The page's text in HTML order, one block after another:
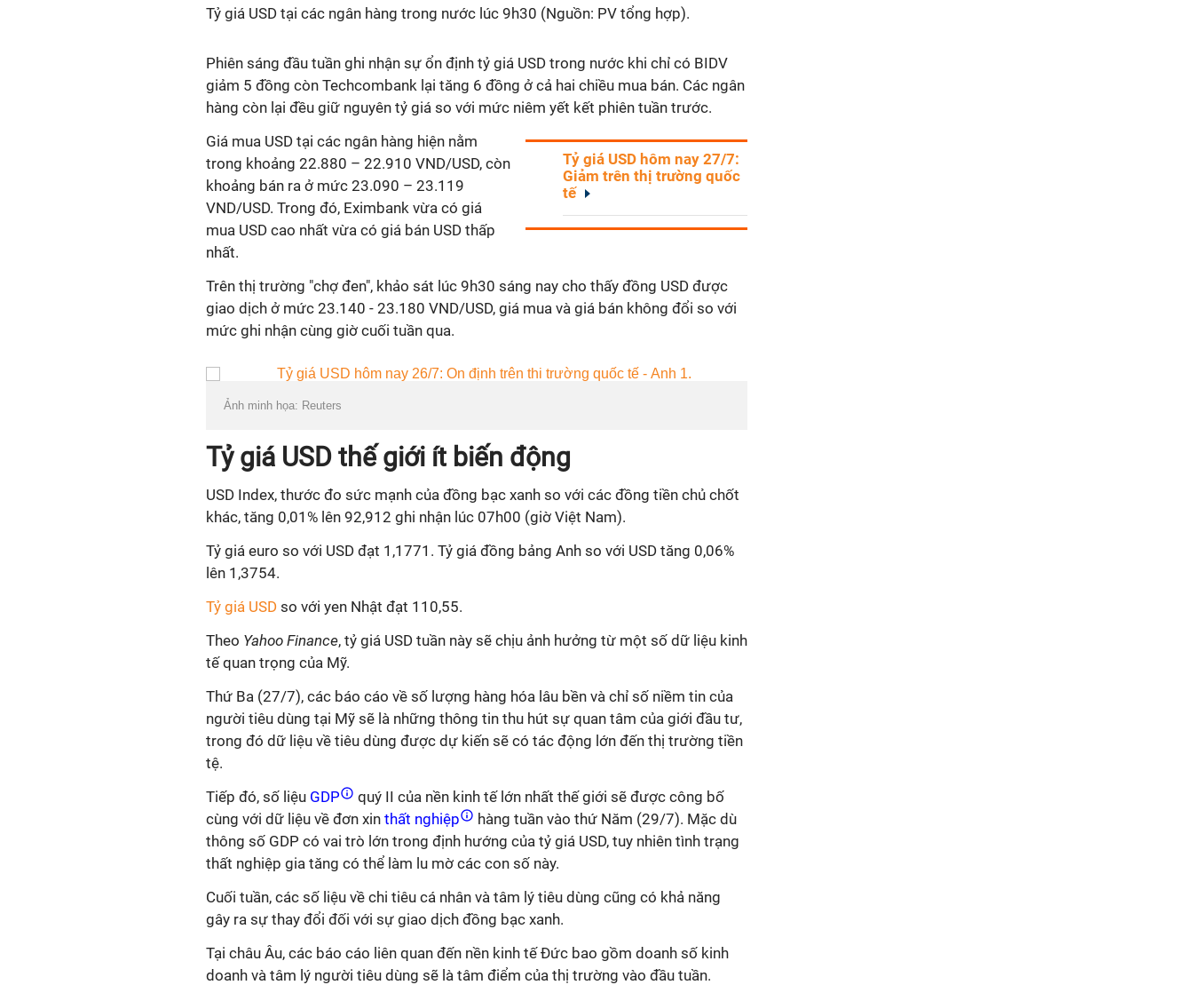
Tỷ giá USD tại các ngân hàng trong nước lúc 9h30 (Nguồn: PV tổng hợp).
Phiên sáng đầu tuần ghi nhận sự ổn định tỷ giá USD trong nước khi chỉ có BIDV
giảm 5 đồng còn Techcombank lại tăng 6 đồng ở cả hai chiều mua bán. Các ngân
hàng còn lại đều giữ nguyên tỷ giá so với mức niêm yết kết phiên tuần trước.
Tỷ giá USD hôm nay 27/7:
Giảm trên thị trường quốc
tế
Giá mua USD tại các ngân hàng hiện nằm
trong khoảng 22.880 – 22.910 VND/USD, còn
khoảng bán ra ở mức 23.090 – 23.119
VND/USD. Trong đó, Eximbank vừa có giá
mua USD cao nhất vừa có giá bán USD thấp
nhất.
Trên thị trường "chợ đen", khảo sát lúc 9h30 sáng nay cho thấy đồng USD được
giao dịch ở mức 23.140 - 23.180 VND/USD, giá mua và giá bán không đổi so với
mức ghi nhận cùng giờ cuối tuần qua.
Ảnh minh họa: Reuters
Tỷ giá USD thế giới ít biến động
USD Index, thước đo sức mạnh của đồng bạc xanh so với các đồng tiền chủ chốt
khác, tăng 0,01% lên 92,912 ghi nhận lúc 07h00 (giờ Việt Nam).
Tỷ giá euro so với USD đạt 1,1771. Tỷ giá đồng bảng Anh so với USD tăng 0,06%
lên 1,3754.
Tỷ giá USD so với yen Nhật đạt 110,55.
Theo Yahoo Finance, tỷ giá USD tuần này sẽ chịu ảnh hưởng từ một số dữ liệu kinh
tế quan trọng của Mỹ.
Thứ Ba (27/7), các báo cáo về số lượng hàng hóa lâu bền và chỉ số niềm tin của
người tiêu dùng tại Mỹ sẽ là những thông tin thu hút sự quan tâm của giới đầu tư,
trong đó dữ liệu về tiêu dùng được dự kiến sẽ có tác động lớn đến thị trường tiền
tệ.
Tiếp đó, số liệu GDP
quý II của nền kinh tế lớn nhất thế giới sẽ được công bố
cùng với dữ liệu về đơn xin thất nghiệp
hàng tuần vào thứ Năm (29/7). Mặc dù
thông số GDP có vai trò lớn trong định hướng của tỷ giá USD, tuy nhiên tình trạng
thất nghiệp gia tăng có thể làm lu mờ các con số này.
Cuối tuần, các số liệu về chi tiêu cá nhân và tâm lý tiêu dùng cũng có khả năng
gây ra sự thay đổi đối với sự giao dịch đồng bạc xanh.
Tại châu Âu, các báo cáo liên quan đến nền kinh tế Đức bao gồm doanh số kinh
doanh và tâm lý người tiêu dùng sẽ là tâm điểm của thị trường vào đầu tuần.